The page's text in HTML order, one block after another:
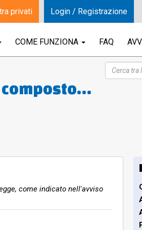
COME FUNZIONA FAQ
ed una
notte
2 stanze
8 mq
69 mq.
mq.
come indicato nell'avviso
privati Login / Registrazione